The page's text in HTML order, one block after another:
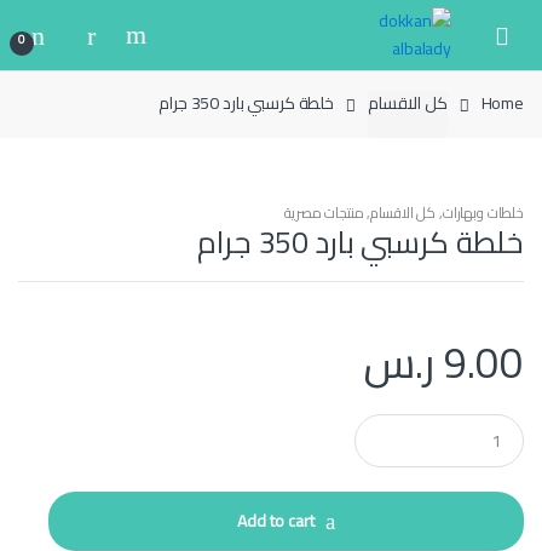
navigation
content
0
Home كل الاقسام خلطة كرسبي بارد 350 جرام
خلطات وبهارات,كل الاقسام,منتجات مصرية
خلطة كرسبي بارد 350 جرام
9.00ر.س
Q
u
a
t
i
Add to cart